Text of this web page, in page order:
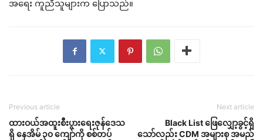
အရေး ကူညီသူများက ပြောသည်။
Previous article
ထားဝယ်အထူးစီးပွားရေးဇုန်ဒေသ
ရှိ နေအိမ် ၃၀ ကျော်ကို စစ်တပ်
Next article
Black List ဖြေလျှော့ခွင့်ရှိ
သော်လည်း CDM အများစု အမည်